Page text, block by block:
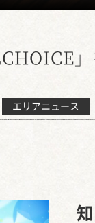
エリアニュース